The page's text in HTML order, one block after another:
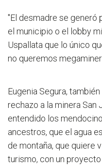
"El desmadre se generó
el municipio o el lobby
Uspallata que lo único
no queremos
Eugenia Segura,
rechazo a la minera San
entendido los
ancestros, que el agua
de montaña, que quiere
turismo, con un